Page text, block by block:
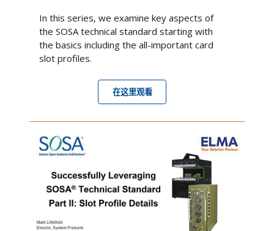
In this series, we examine key aspects of
the SOSA technical standard starting with
the basics including the all-important card
slot profiles.
在这里观看